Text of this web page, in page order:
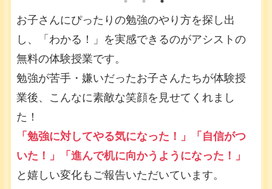
お子さんにぴったりの勉強のやり方を探し出
し、「わかる！」を実感できるのがアシストの
無料の体験授業です。
勉強が苦手・嫌いだったお子さんたちが体験授
業後、こんなに素敵な笑顔を見せてくれまし
た！
「勉強に対してやる気になった！」「自信がつ
いた！」「進んで机に向かうようになった！」
と嬉しい変化もご報告いただいています。